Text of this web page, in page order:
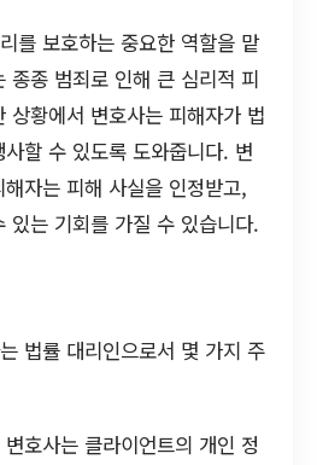
를 보호하는 중요한 역할을 맡
종종 범죄로 인해 큰 심리적 피
상황에서 변호사는 피해자가 법
할 수 있도록 도와줍니다. 변
자는 피해 사실을 인정받고,
있는 기회를 가질 수 있습니다.
법률 대리인으로서 몇 가지 주
변호사는 클라이언트의 개인 정